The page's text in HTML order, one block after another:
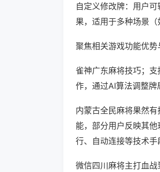
自定义修改牌：用户
果，适用于多种场景（
聚焦相关游戏功能优势
雀神广东麻将技巧；
作，通过AI算法调整牌
内蒙古全民麻将果然有
能，部分用户反映其他
行、自动连接等技术手
微信四川麻将主打血